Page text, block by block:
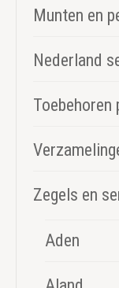
Munten en
Nederland
Toebehoren
Zegels en
Aden